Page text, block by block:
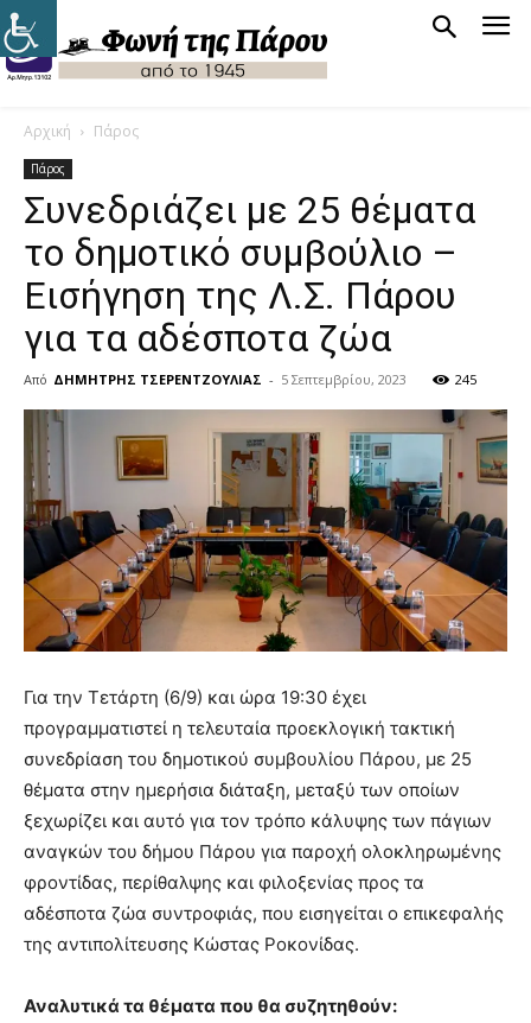
Αρχική Πάρος
Πάρος
Συνεδριάζει με 25 θέματα
το δημοτικό συμβούλιο –
Εισήγηση της Λ.Σ. Πάρου
για τα αδέσποτα ζώα
Από ΔΗΜΗΤΡΗΣ ΤΣΕΡΕΝΤΖΟΥΛΙΑΣ - 5 Σεπτεμβρίου, 2023 245
Για την Τετάρτη (6/9) και ώρα 19:30 έχει
προγραμματιστεί η τελευταία προεκλογική τακτική
συνεδρίαση του δημοτικού συμβουλίου Πάρου, με 25
θέματα στην ημερήσια διάταξη, μεταξύ των οποίων
ξεχωρίζει και αυτό για τον τρόπο κάλυψης των πάγιων
αναγκών του δήμου Πάρου για παροχή ολοκληρωμένης
φροντίδας, περίθαλψης και φιλοξενίας προς τα
αδέσποτα ζώα συντροφιάς, που εισηγείται ο επικεφαλής
της αντιπολίτευσης Κώστας Ροκονίδας.
Αναλυτικά τα θέματα που θα συζητηθούν: